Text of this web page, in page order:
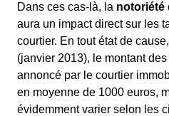
Dans ces cas-là, la notoriété
aura un impact direct sur les
courtier. En tout état de
(janvier 2013), le montant
annoncé par le courtier
en moyenne de 1000 euros,
évidemment varier selon les